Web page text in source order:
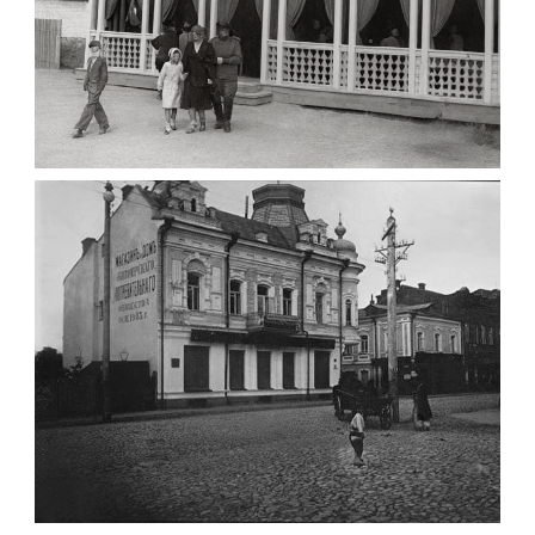
ПАВІЛЬЙОН МОРОЗИВА ЖИТОМИР 1947
Фото Житомир (1945-
1960)
Leave a comment
ФОТО ЖИТОМИРА 1905 ВУЛ.
МИХАЙЛІВСЬКА-СКОРУЛЬСЬКОГО